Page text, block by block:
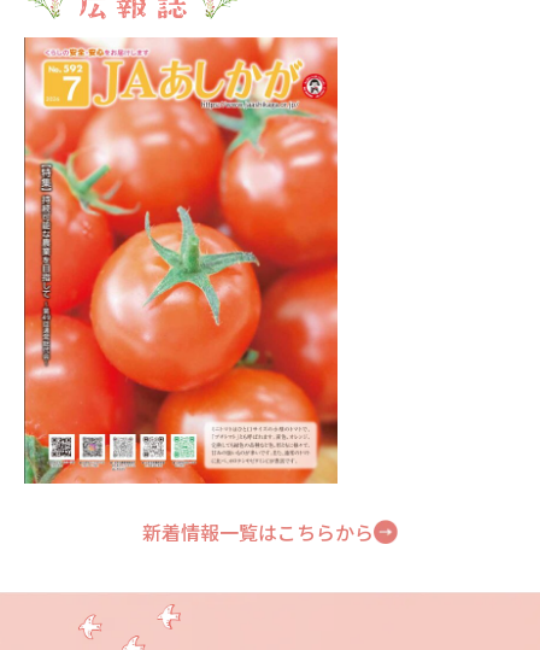
定、納税準備貯金規定）
2025.12.22
※JA足利のインスタグラムを装ったなりすましアカウント
にご注意ください※
2025.10.24
法人のお客様の新規口座開設について（お知らせ）
2025.09.01
フィッシング詐欺等にご注意ください
2025.09.01
手形・小切手の全面的な電子化に向けた対応について
2025.06.27
オンラインカジノを利用した賭博は犯罪です！
2026.06.11 新着
就職説明会（２次募集２期・３期）について
2026.02.06 新着
令和９年度職員募集について
新着情報一覧はこちらから